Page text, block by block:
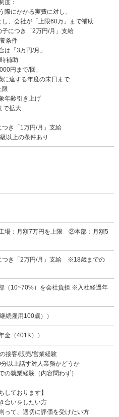
度：
かかる実費に対し、
会社が「上限60万」まで補助
子につき「2万円/月」支給
条件
「3万円/月」
補助
円まで/回」
達する年度の末日まで
年齢引き上げ
拡大
「1万円/月」支給
上の条件あり
場：月額7万円を上限 ②本部：月額5
つき「2万円/月」支給 ※18歳までの
（10~70%）を会社負担 ※入社経過年
続雇用100歳））
金（401K））
接客/販売/営業経験
話す対人業務かどうか
業経験（内容問わず）
しております】
合いをしたい方
って、適切に評価を受けたい方